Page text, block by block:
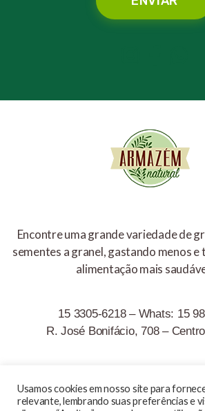
Encontre uma grande variedade de
sementes a granel, gastando menos e
alimentação mais
15 3305-6218 – Whats: 15
R. José Bonifácio, 708 –
Usamos cookies em nosso site para
relevante, lembrando suas preferências e